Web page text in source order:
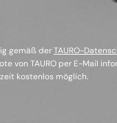
gemäß derTAURO-
von TAURO per E-Mail
kostenlos möglich.